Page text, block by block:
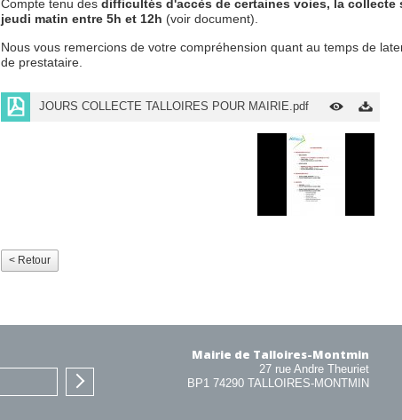
Compte tenu des difficultés d'accès de certaines voies, la collecte
jeudi matin entre 5h et 12h (voir document).
Nous vous remercions de votre compréhension quant au temps de
de prestataire.
JOURS COLLECTE TALLOIRES POUR MAIRIE.pdf
< Retour
Mairie de Talloires-Montmin
27 rue Andre Theuriet
BP1 74290 TALLOIRES-MONTMIN